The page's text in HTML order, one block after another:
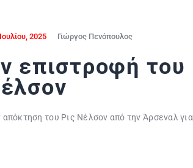
2025 Γιώργος Πενόπουλος
επιστροφή του
του Ρις Νέλσον από την Άρσεναλ για